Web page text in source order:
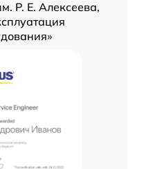
Р. Е. Алексеева,